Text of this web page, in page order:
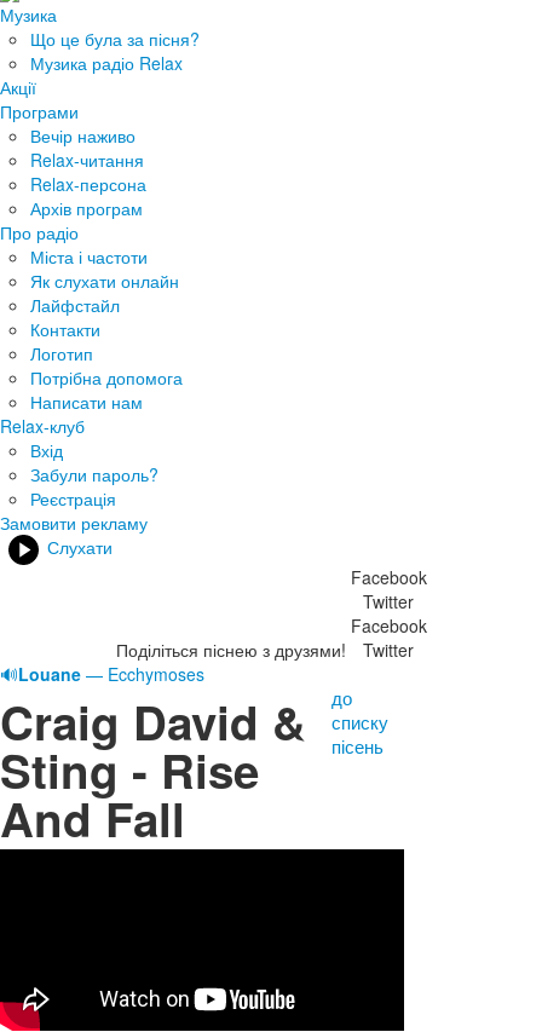
Музика
Що це була за пісня?
Музика радіо Relax
Акції
Програми
Вечір наживо
Relax-читання
Relax-персона
Архів програм
Про радіо
Міста і частоти
Як слухати онлайн
Лайфстайл
Контакти
Логотип
Потрібна допомога
Написати нам
Relax-клуб
Вхід
Забули пароль?
Реєстрація
Замовити рекламу
Слухати
Поділіться піснею з друзями!
Facebook
Twitter
Facebook
Twitter
🔊Louane — Ecchymoses
Craig David &
Sting - Rise
And Fall
до
списку
пісень